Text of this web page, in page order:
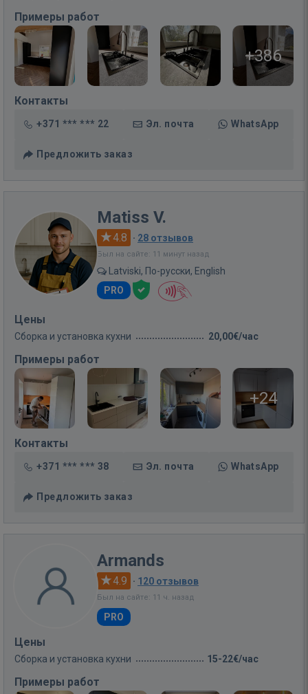
Примеры работ
+386
Контакты
+371 *** *** 22 Эл. почта WhatsApp
Предложить заказ
Matiss V.
4.8 · 28 отзывов
Был на сайте: 11 минут назад
Latviski, По-русски, English
PRO
Цены
Сборка и установка кухни 20,00€/час
Примеры работ
+24
Контакты
+371 *** *** 38 Эл. почта WhatsApp
Предложить заказ
Armands
4.9 · 120 отзывов
Был на сайте: 11 ч. назад
PRO
Цены
Сборка и установка кухни 15-22€/час
Примеры работ